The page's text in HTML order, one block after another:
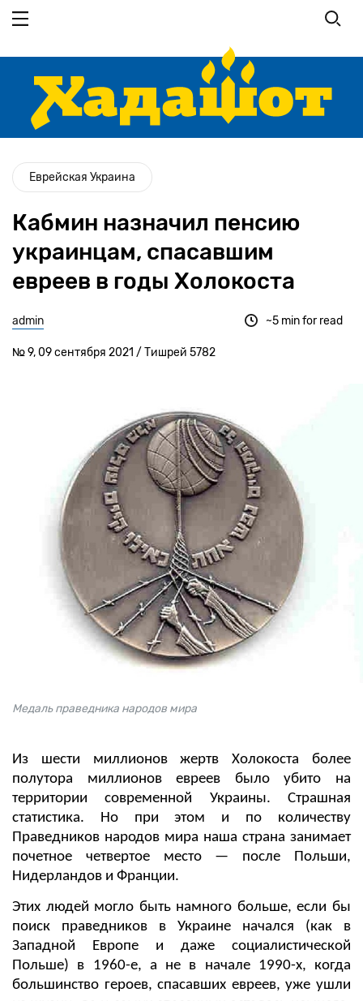
основному
Еврейская Украина
Кабмин назначил пенсию
украинцам, спасавшим
евреев в годы Холокоста
admin
№ 9, 09 сентября 2021 / Тишрей 5782
~5 min for read
Медаль праведника народов мира
Из шести миллионов жертв Холокоста более
полутора миллионов евреев было убито на
территории современной Украины. Страшная
статистика. Но при этом и по количеству
Праведников народов мира наша страна занимает
почетное четвертое место — после Польши,
Нидерландов и Франции.
Этих людей могло быть намного больше, если бы
поиск праведников в Украине начался (как в
Западной Европе и даже социалистической
Польше) в 1960-е, а не в начале 1990-х, когда
большинство героев, спасавших евреев, уже ушли